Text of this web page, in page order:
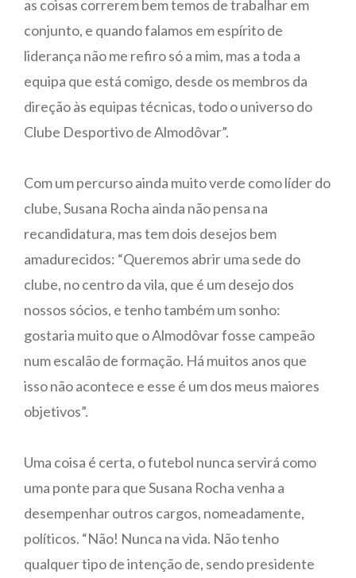
as coisas correrem bem temos de trabalhar em
conjunto, e quando falamos em espírito de
liderança não me refiro só a mim, mas a toda a
equipa que está comigo, desde os membros da
direção às equipas técnicas, todo o universo do
Clube Desportivo de Almodôvar”.
Com um percurso ainda muito verde como líder do
clube, Susana Rocha ainda não pensa na
recandidatura, mas tem dois desejos bem
amadurecidos: “Queremos abrir uma sede do
clube, no centro da vila, que é um desejo dos
nossos sócios, e tenho também um sonho:
gostaria muito que o Almodôvar fosse campeão
num escalão de formação. Há muitos anos que
isso não acontece e esse é um dos meus maiores
objetivos”.
Uma coisa é certa, o futebol nunca servirá como
uma ponte para que Susana Rocha venha a
desempenhar outros cargos, nomeadamente,
políticos. “Não! Nunca na vida. Não tenho
qualquer tipo de intenção de, sendo presidente